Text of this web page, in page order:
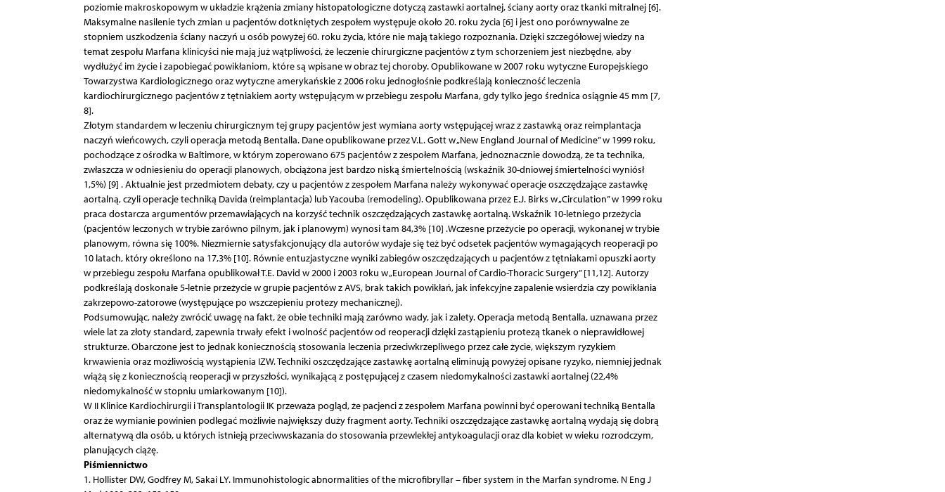
poziomie makroskopowym w układzie krążenia zmiany histopatologiczne dotyczą zastawki aortalnej, ściany aorty oraz tkanki mitralnej [6].
Maksymalne nasilenie tych zmian u pacjentów dotkniętych zespołem występuje około 20. roku życia [6] i jest ono porównywalne ze
stopniem uszkodzenia ściany naczyń u osób powyżej 60. roku życia, które nie mają takiego rozpoznania. Dzięki szczegółowej wiedzy na
temat zespołu Marfana klinicyści nie mają już wątpliwości, że leczenie chirurgiczne pacjentów z tym schorzeniem jest niezbędne, aby
wydłużyć im życie i zapobiegać powikłaniom, które są wpisane w obraz tej choroby. Opublikowane w 2007 roku wytyczne Europejskiego
Towarzystwa Kardiologicznego oraz wytyczne amerykańskie z 2006 roku jednogłośnie podkreślają konieczność leczenia
kardiochirurgicznego pacjentów z tętniakiem aorty wstępującym w przebiegu zespołu Marfana, gdy tylko jego średnica osiągnie 45 mm [7,
8].
Złotym standardem w leczeniu chirurgicznym tej grupy pacjentów jest wymiana aorty wstępującej wraz z zastawką oraz reimplantacja
naczyń wieńcowych, czyli operacja metodą Bentalla. Dane opublikowane przez V.L. Gott w „New England Journal of Medicine” w 1999 roku,
pochodzące z ośrodka w Baltimore, w którym zoperowano 675 pacjentów z zespołem Marfana, jednoznacznie dowodzą, że ta technika,
zwłaszcza w odniesieniu do operacji planowych, obciążona jest bardzo niską śmiertelnością (wskaźnik 30-dniowej śmiertelności wyniósł
1,5%) [9] . Aktualnie jest przedmiotem debaty, czy u pacjentów z zespołem Marfana należy wykonywać operacje oszczędzające zastawkę
aortalną, czyli operacje techniką Davida (reimplantacja) lub Yacouba (remodeling). Opublikowana przez E.J. Birks w „Circulation” w 1999 roku
praca dostarcza argumentów przemawiających na korzyść technik oszczędzających zastawkę aortalną. Wskaźnik 10-letniego przeżycia
(pacjentów leczonych w trybie zarówno pilnym, jak i planowym) wynosi tam 84,3% [10] .Wczesne przeżycie po operacji, wykonanej w trybie
planowym, równa się 100%. Niezmiernie satysfakcjonujący dla autorów wydaje się też być odsetek pacjentów wymagających reoperacji po
10 latach, który określono na 17,3% [10]. Równie entuzjastyczne wyniki zabiegów oszczędzających u pacjentów z tętniakami opuszki aorty
w przebiegu zespołu Marfana opublikował T.E. David w 2000 i 2003 roku w „European Journal of Cardio-Thoracic Surgery” [11,12]. Autorzy
podkreślają doskonałe 5-letnie przeżycie w grupie pacjentów z AVS, brak takich powikłań, jak infekcyjne zapalenie wsierdzia czy powikłania
zakrzepowo-zatorowe (występujące po wszczepieniu protezy mechanicznej).
Podsumowując, należy zwrócić uwagę na fakt, że obie techniki mają zarówno wady, jak i zalety. Operacja metodą Bentalla, uznawana przez
wiele lat za złoty standard, zapewnia trwały efekt i wolność pacjentów od reoperacji dzięki zastąpieniu protezą tkanek o nieprawidłowej
strukturze. Obarczone jest to jednak koniecznością stosowania leczenia przeciwkrzepliwego przez całe życie, większym ryzykiem
krwawienia oraz możliwością wystąpienia IZW. Techniki oszczędzające zastawkę aortalną eliminują powyżej opisane ryzyko, niemniej jednak
wiążą się z koniecznością reoperacji w przyszłości, wynikającą z postępującej z czasem niedomykalności zastawki aortalnej (22,4%
niedomykalność w stopniu umiarkowanym [10]).
W II Klinice Kardiochirurgii i Transplantologii IK przeważa pogląd, że pacjenci z zespołem Marfana powinni być operowani techniką Bentalla
oraz że wymianie powinien podlegać możliwie największy duży fragment aorty. Techniki oszczędzające zastawkę aortalną wydają się dobrą
alternatywą dla osób, u których istnieją przeciwwskazania do stosowania przewlekłej antykoagulacji oraz dla kobiet w wieku rozrodczym,
planujących ciążę.
Piśmiennictwo
1. Hollister DW, Godfrey M, Sakai LY. Immunohistologic abnormalities of the microfibryllar – fiber system in the Marfan syndrome. N Eng J